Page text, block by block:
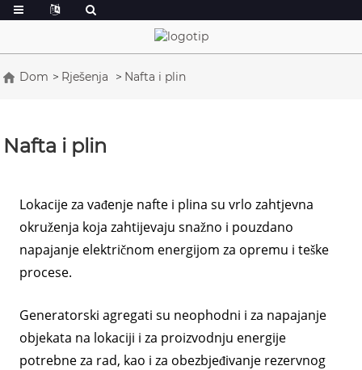
Dom Rješenja Nafta i plin
Nafta i plin
Lokacije za vađenje nafte i plina su vrlo zahtjevna
okruženja koja zahtijevaju snažno i pouzdano
napajanje električnom energijom za opremu i teške
procese.
Generatorski agregati su neophodni i za napajanje
objekata na lokaciji i za proizvodnju energije
potrebne za rad, kao i za obezbjeđivanje rezervnog